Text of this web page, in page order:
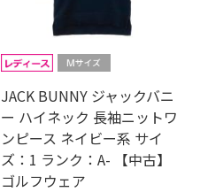
JACK BUNNY ジャックバニ
ー ハイネック 長袖ニットワ
ンピース ネイビー系 サイ
ズ：1 ランク：A- 【中古】
ゴルフウェア